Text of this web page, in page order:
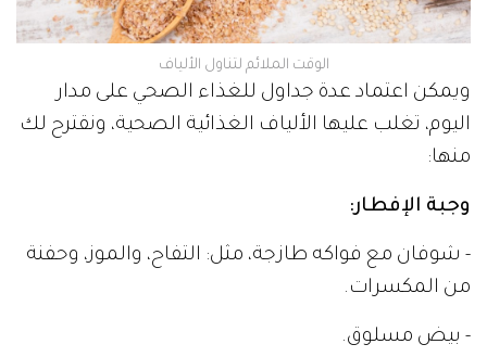
الوقت الملائم لتناول الألياف
ويمكن اعتماد عدة جداول للغذاء الصحي على مدار
اليوم، تغلب عليها الألياف الغذائية الصحية، ونقترح لك
منها:
وجبة الإفطار:
- شوفان مع فواكه طازجة، مثل: التفاح، والموز، وحفنة
من المكسرات.
- بيض مسلوق.